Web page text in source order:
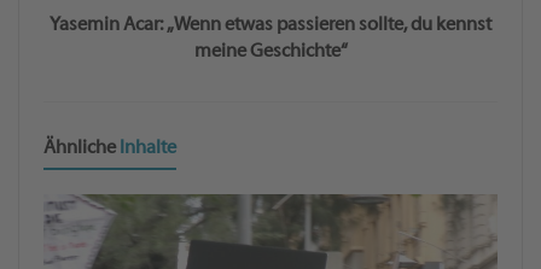
Yasemin Acar: „Wenn etwas passieren sollte, du kennst
meine Geschichte“
Ähnliche Inhalte